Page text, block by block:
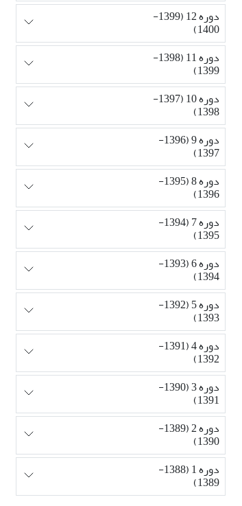
دوره 12 (1399-
1400)
دوره 11 (1398-
1399)
دوره 10 (1397-
1398)
دوره 9 (1396-
1397)
دوره 8 (1395-
1396)
دوره 7 (1394-
1395)
دوره 6 (1393-
1394)
دوره 5 (1392-
1393)
دوره 4 (1391-
1392)
دوره 3 (1390-
1391)
دوره 2 (1389-
1390)
دوره 1 (1388-
1389)